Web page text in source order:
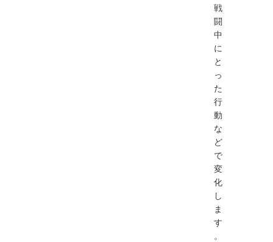
戦
闘
中
に
と
っ
た
行
動
な
ど
で
変
化
し
ま
す
。